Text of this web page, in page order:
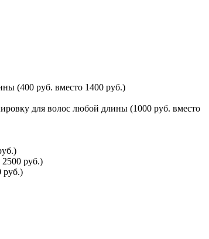
(400 руб. вместо 1400 руб.)
для волос любой длины (1000 руб. вместо
руб.)
руб.)